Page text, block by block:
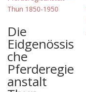
Die
Eidgenössis
che
Pferderegie
anstalt